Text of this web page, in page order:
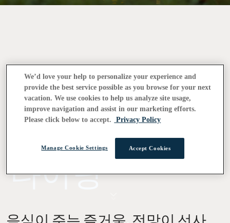
다이닝
음식이 주는 즐거움, 전망이 선사
We’d love your help to personalize your experience and
provide the best service possible as you browse for your next
vacation. We use cookies to help us analyze site usage,
improve navigation and assist in our marketing efforts.
Please click below to accept.
Privacy Policy
Accept Cookies
Manage Cookie Settings